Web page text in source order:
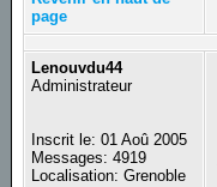
page
Lenouvdu44
Administrateur
Inscrit le: 01 Aoû 2005
Messages: 4919
Localisation: Grenoble